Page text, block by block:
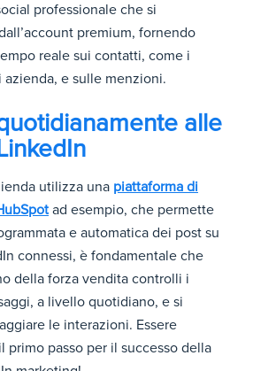
professionale che si
premium, fornendo
reale sui contatti, come i
e sulle menzioni.
alle
utilizza una piattaforma di
ad esempio, che permette
e automatica dei post su
connessi, è fondamentale che
della forza vendita controlli i
a livello quotidiano, e si
le interazioni. Essere
primo passo per il successo della